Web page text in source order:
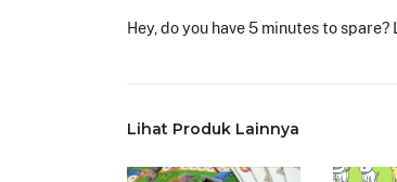
Hey, do you have 5 minutes to
Lihat Produk Lainnya